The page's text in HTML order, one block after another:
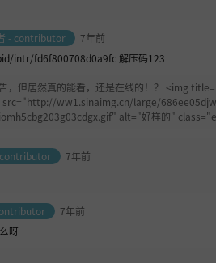
- contributor
7年前
intr/fd6f800708d0a9fc 解压码123
，但居然真的能看，还是在线的！？ <img
src="http://ww1.sinaimg.cn/large/
alt="好样的"
7年前
7年前
呀